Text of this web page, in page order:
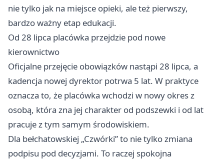
nie tylko jak na miejsce opieki, ale też pierwszy,
bardzo ważny etap edukacji.
Od 28 lipca placówka przejdzie pod nowe
kierownictwo
Oficjalne przejęcie obowiązków nastąpi 28 lipca, a
kadencja nowej dyrektor potrwa 5 lat. W praktyce
oznacza to, że placówka wchodzi w nowy okres z
osobą, która zna jej charakter od podszewki i od lat
pracuje z tym samym środowiskiem.
Dla bełchatowskiej „Czwórki” to nie tylko zmiana
podpisu pod decyzjami. To raczej spokojna